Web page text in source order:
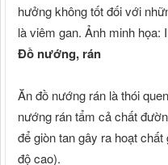
hưởng không tốt đối với
là viêm gan. Ảnh minh họa:
Đồ nướng, rán
Ăn đồ nướng rán là thói
nướng rán tẩm cả chất
để giòn tan gây ra hoạt
độ cao).